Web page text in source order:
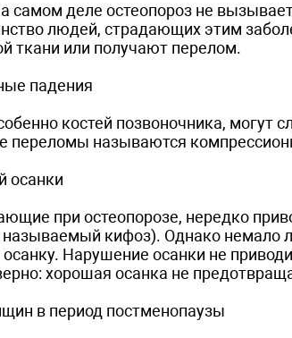
деле остеопороз не
людей, страдающих этим
ткани или получают перелом.
падения
костей позвоночника, могут
переломы называются
осанки
при остеопорозе, нередко
кифоз). Однако немало
Нарушение осанки не
хорошая осанка не
в период постменопаузы